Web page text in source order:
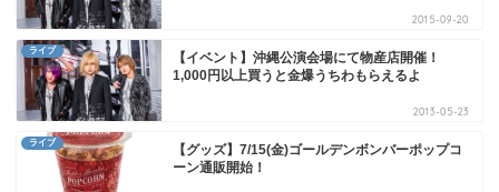
2015-09-20
ライブ
【イベント】沖縄公演会場にて物産店開催！
1,000円以上買うと金爆うちわもらえるよ
2013-05-23
ライブ
【グッズ】7/15(金)ゴールデンボンバーポップコ
ーン通販開始！